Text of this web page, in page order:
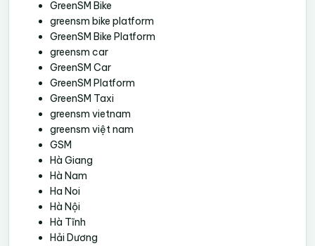
GreenSM Bike
greensm bike platform
GreenSM Bike Platform
greensm car
GreenSM Car
GreenSM Platform
GreenSM Taxi
greensm vietnam
greensm việt nam
GSM
Hà Giang
Hà Nam
Ha Noi
Hà Nội
Hà Tĩnh
Hải Dương